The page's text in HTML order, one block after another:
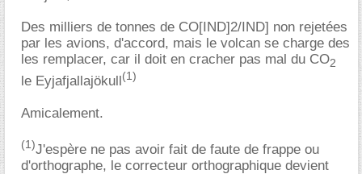
Des milliers de tonnes de CO[IND]2/IND] non rejetées
par les avions, d'accord, mais le volcan se charge des
les remplacer, car il doit en cracher pas mal du CO2
le Eyjafjallajökull(1)
Amicalement.
(1)J'espère ne pas avoir fait de faute de frappe ou
d'orthographe, le correcteur orthographique devient